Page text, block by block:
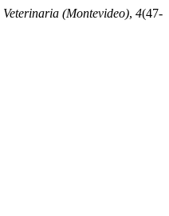
Veterinaria (Montevideo), 4(47-